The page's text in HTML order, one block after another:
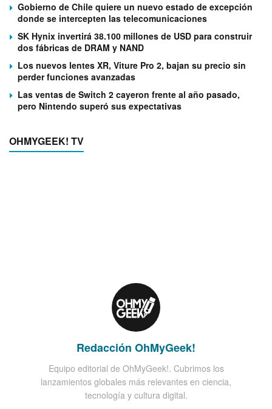
Gobierno de Chile quiere un nuevo estado de excepción
donde se intercepten las telecomunicaciones
SK Hynix invertirá 38.100 millones de USD para construir
dos fábricas de DRAM y NAND
Los nuevos lentes XR, Viture Pro 2, bajan su precio sin
perder funciones avanzadas
Las ventas de Switch 2 cayeron frente al año pasado,
pero Nintendo superó sus expectativas
OHMYGEEK! TV
Redacción OhMyGeek!
Equipo editorial de OhMyGeek!. Cubrimos los
lanzamientos globales más relevantes en ciencia,
tecnología y cultura digital.